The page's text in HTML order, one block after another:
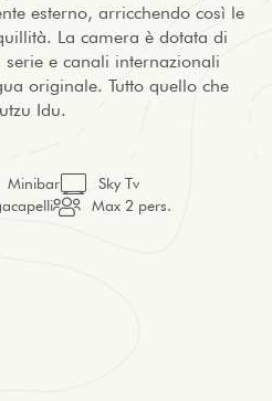
esterno, arricchendo così le
La camera è dotata di
e canali internazionali
originale. Tutto quello che
Idu.
Minibar
Sky Tv
Max 2 pers.